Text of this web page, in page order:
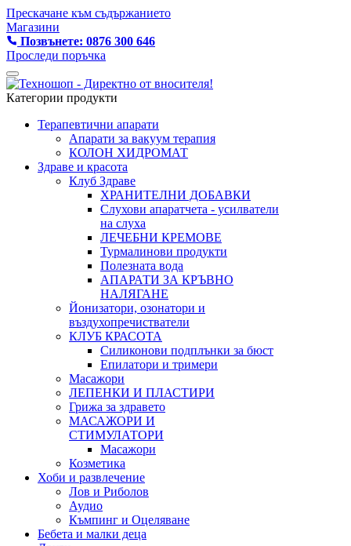
Прескачане към съдържанието
Магазини
Позвънете: 0876 300 646
Проследи поръчка
Категории продукти
Терапевтични апарати
Апарати за вакуум терапия
КОЛОН ХИДРОМАТ
Здраве и красота
Клуб Здраве
ХРАНИТЕЛНИ ДОБАВКИ
Слухови апаратчета - усилватели
на слуха
ЛЕЧЕБНИ КРЕМОВЕ
Турмалинови продукти
Полезната вода
АПАРАТИ ЗА КРЪВНО
НАЛЯГАНЕ
Йонизатори, озонатори и
въздухопречистватели
КЛУБ КРАСОТА
Силиконови подплънки за бюст
Епилатори и тримери
Масажори
ЛЕПЕНКИ И ПЛАСТИРИ
Грижа за здравето
МАСАЖОРИ И
СТИМУЛАТОРИ
Масажори
Козметика
Хоби и развлечение
Лов и Риболов
Аудио
Къмпинг и Оцеляване
Бебета и малки деца